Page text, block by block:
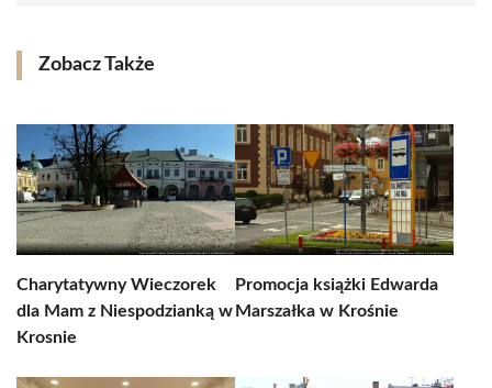
Zobacz Także
Charytatywny Wieczorek
dla Mam z Niespodzianką w
Krosnie
Promocja książki Edwarda
Marszałka w Krośnie